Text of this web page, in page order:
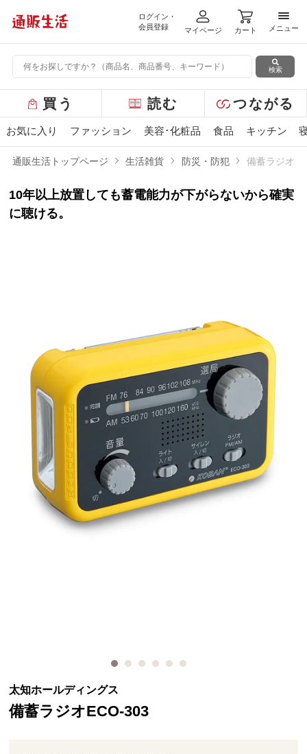
ログイン・
会員登録
マイページ カート
メニ
メニュー
検索
ー
バ
ュ
ー
買う 読む つながる
お気に入り ファッション 美容･化粧品 食品 キッチン
通販生活トップページ 生活雑貨 防災・防犯 備蓄ラジオ
10年以上放置しても蓄電能力が下がらないから確実
に聴ける。
太知ホールディングス
備蓄ラジオECO‐303